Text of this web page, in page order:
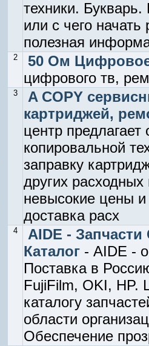
техники.
или с чего
полезная
2
50 Ом
цифрового тв,
3
A COPY
картриджей,
центр
копировальной
заправку
других
невысокие цены
доставка расх
4
AIDE - Запчасти
Каталог - AIDE -
Поставка в
FujiFilm, OKI, HP.
каталогу
области
Обеспечение